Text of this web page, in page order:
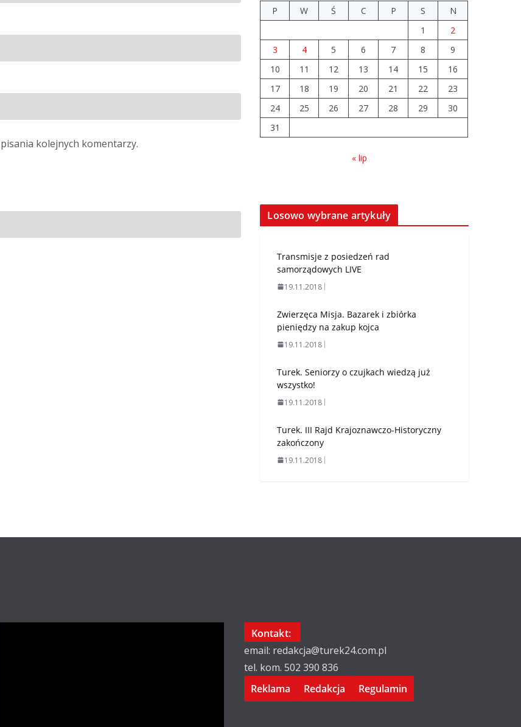
kolejnych komentarzy.
P
W Ś C P S
N
1
2
3
4 5 6 7 8
9
10
11 12 13 14 15
16
17
18 19 20 21 22
23
24
25 26 27 28 29
30
31
« lip
Losowo wybrane artykuły
Transmisje z posiedzeń rad
samorządowych LIVE
19.11.2018
Zwierzęca Misja. Bazarek i zbiórka
pieniędzy na zakup kojca
19.11.2018
Turek. Seniorzy o czujkach wiedzą już
wszystko!
19.11.2018
Turek. III Rajd Krajoznawczo-Historyczny
zakończony
19.11.2018
Kontakt:
email: redakcja@turek24.com.pl
tel. kom. 502 390 836
Reklama
Redakcja Regulamin